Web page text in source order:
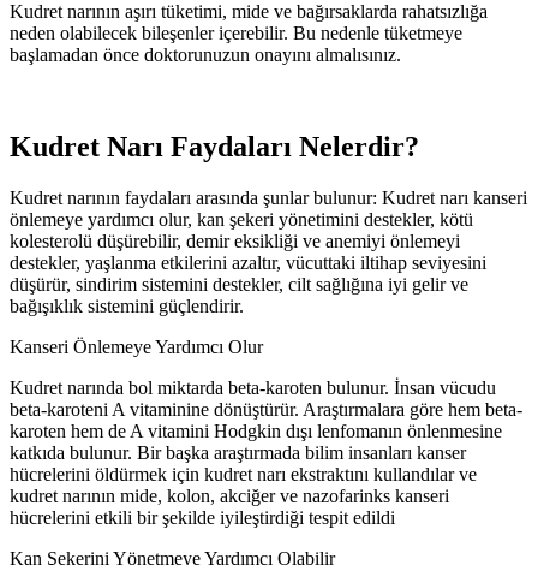
Kudret narının aşırı tüketimi, mide ve bağırsaklarda rahatsızlığa
neden olabilecek bileşenler içerebilir. Bu nedenle tüketmeye
başlamadan önce doktorunuzun onayını almalısınız.
Kudret Narı Faydaları Nelerdir?
Kudret narının faydaları arasında şunlar bulunur: Kudret narı kanseri
önlemeye yardımcı olur, kan şekeri yönetimini destekler, kötü
kolesterolü düşürebilir, demir eksikliği ve anemiyi önlemeyi
destekler, yaşlanma etkilerini azaltır, vücuttaki iltihap seviyesini
düşürür, sindirim sistemini destekler, cilt sağlığına iyi gelir ve
bağışıklık sistemini güçlendirir.
Kanseri Önlemeye Yardımcı Olur
Kudret narında bol miktarda beta-karoten bulunur. İnsan vücudu
beta-karoteni A vitaminine dönüştürür. Araştırmalara göre hem beta-
karoten hem de A vitamini Hodgkin dışı lenfomanın önlenmesine
katkıda bulunur. Bir başka araştırmada bilim insanları kanser
hücrelerini öldürmek için kudret narı ekstraktını kullandılar ve
kudret narının mide, kolon, akciğer ve nazofarinks kanseri
hücrelerini etkili bir şekilde iyileştirdiği tespit edildi
Kan Şekerini Yönetmeye Yardımcı Olabilir